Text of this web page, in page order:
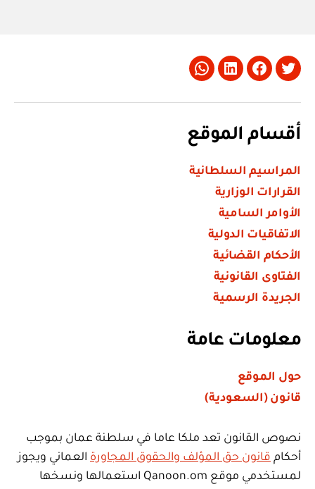
Twitter
Facebook
LinkedIn
Whatsapp
أقسام الموقع
المراسيم السلطانية
القرارات الوزارية
الأوامر السامية
الاتفاقيات الدولية
الأحكام القضائية
الفتاوى القانونية
الجريدة الرسمية
معلومات عامة
حول الموقع
قانون (السعودية)
نصوص القانون تعد ملكا عاما في سلطنة عمان بموجب
أحكام قانون حق المؤلف والحقوق المجاورة العماني ويجوز
لمستخدمي موقع Qanoon.om استعمالها ونسخها